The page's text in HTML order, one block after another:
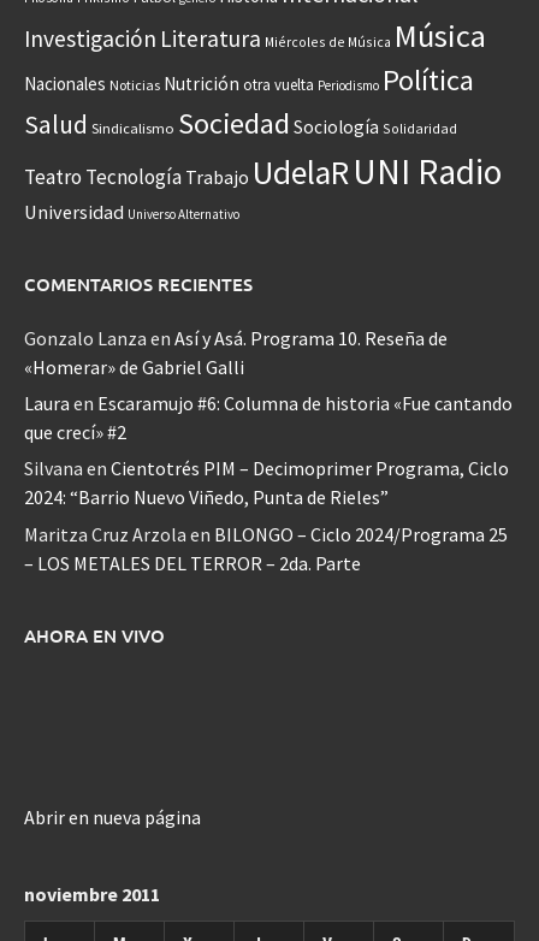
Investigación Literatura Miércoles de Música Música
Nacionales Noticias Nutrición otra vuelta Periodismo Política
Salud Sindicalismo Sociedad Sociología Solidaridad
Teatro Tecnología Trabajo UdelaR UNI Radio
Universidad Universo Alternativo
COMENTARIOS RECIENTES
Gonzalo Lanza en Así y Asá. Programa 10. Reseña de
«Homerar» de Gabriel Galli
Laura en Escaramujo #6: Columna de historia «Fue cantando
que crecí» #2
Silvana en Cientotrés PIM – Decimoprimer Programa, Ciclo
2024: “Barrio Nuevo Viñedo, Punta de Rieles”
Maritza Cruz Arzola en BILONGO – Ciclo 2024/Programa 25
– LOS METALES DEL TERROR – 2da. Parte
AHORA EN VIVO
Abrir en nueva página
noviembre 2011